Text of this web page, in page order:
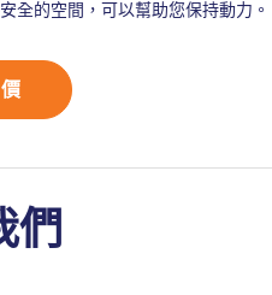
全的空間，可以幫助您保持動力。
們